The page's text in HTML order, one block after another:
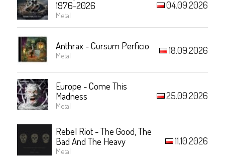
1976-2026
Metal
04.09.2026
Anthrax - Cursum Perficio
Metal 18.09.2026
Europe - Come This
Madness
Metal
25.09.2026
Rebel Riot - The Good, The
Bad And The Heavy
Metal
11.10.2026